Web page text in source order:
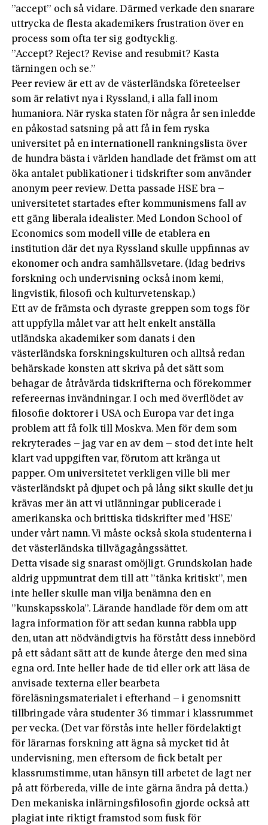
”accept” och så vidare. Därmed verkade den snarare
uttrycka de flesta akademikers frustration över en
process som ofta ter sig godtycklig.
”Accept? Reject? Revise and resubmit? Kasta
tärningen och se.”
Peer review är ett av de västerländska företeelser
som är relativt nya i Ryssland, i alla fall inom
humaniora. När ryska staten för några år sen inledde
en påkostad satsning på att få in fem ryska
universitet på en internationell rankningslista över
de hundra bästa i världen handlade det främst om att
öka antalet publikationer i tidskrifter som använder
anonym peer review. Detta passade HSE bra –
universitetet startades efter kommunismens fall av
ett gäng liberala idealister. Med London School of
Economics som modell ville de etablera en
institution där det nya Ryssland skulle uppfinnas av
ekonomer och andra samhällsvetare. (Idag bedrivs
forskning och undervisning också inom kemi,
lingvistik, filosofi och kulturvetenskap.)
Ett av de främsta och dyraste greppen som togs för
att uppfylla målet var att helt enkelt anställa
utländska akademiker som danats i den
västerländska forskningskulturen och alltså redan
behärskade konsten att skriva på det sätt som
behagar de åtråvärda tidskrifterna och förekommer
refereernas invändningar. I och med överflödet av
filosofie doktorer i USA och Europa var det inga
problem att få folk till Moskva. Men för dem som
rekryterades – jag var en av dem – stod det inte helt
klart vad uppgiften var, förutom att kränga ut
papper. Om universitetet verkligen ville bli mer
västerländskt på djupet och på lång sikt skulle det ju
krävas mer än att vi utlänningar publicerade i
amerikanska och brittiska tidskrifter med ’HSE’
under vårt namn. Vi måste också skola studenterna i
det västerländska tillvägagångssättet.
Detta visade sig snarast omöjligt. Grundskolan hade
aldrig uppmuntrat dem till att ”tänka kritiskt”, men
inte heller skulle man vilja benämna den en
”kunskapsskola”. Lärande handlade för dem om att
lagra information för att sedan kunna rabbla upp
den, utan att nödvändigtvis ha förstått dess innebörd
på ett sådant sätt att de kunde återge den med sina
egna ord. Inte heller hade de tid eller ork att läsa de
anvisade texterna eller bearbeta
föreläsningsmaterialet i efterhand – i genomsnitt
tillbringade våra studenter 36 timmar i klassrummet
per vecka. (Det var förstås inte heller fördelaktigt
för lärarnas forskning att ägna så mycket tid åt
undervisning, men eftersom de fick betalt per
klassrumstimme, utan hänsyn till arbetet de lagt ner
på att förbereda, ville de inte gärna ändra på detta.)
Den mekaniska inlärningsfilosofin gjorde också att
plagiat inte riktigt framstod som fusk för